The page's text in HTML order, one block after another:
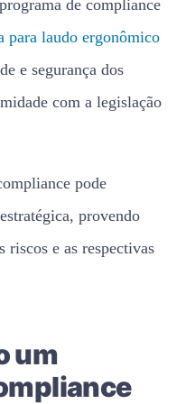
de compliance
para laudo ergonômico
e segurança dos
com a legislação
pode
provendo
riscos e as respectivas
um